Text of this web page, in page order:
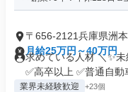
〒656-2121兵庫県洲
月給25万円～40万円
求めている人材 ＼✨
✅高卒以上 ✅普通自動
業界未経験歓迎 +23個